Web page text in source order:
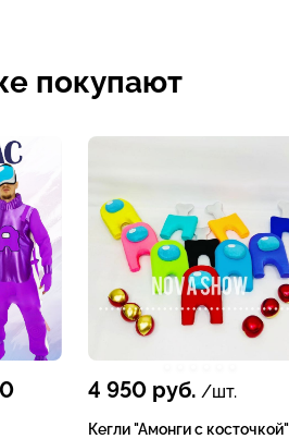
покупают
4 950руб. /шт.
Кегли "Амонги с косточкой"